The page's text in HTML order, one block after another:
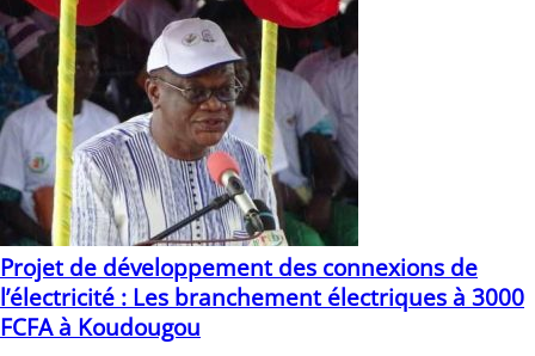
Projet de développement des connexions de
l’électricité : Les branchement électriques à 3000
FCFA à Koudougou